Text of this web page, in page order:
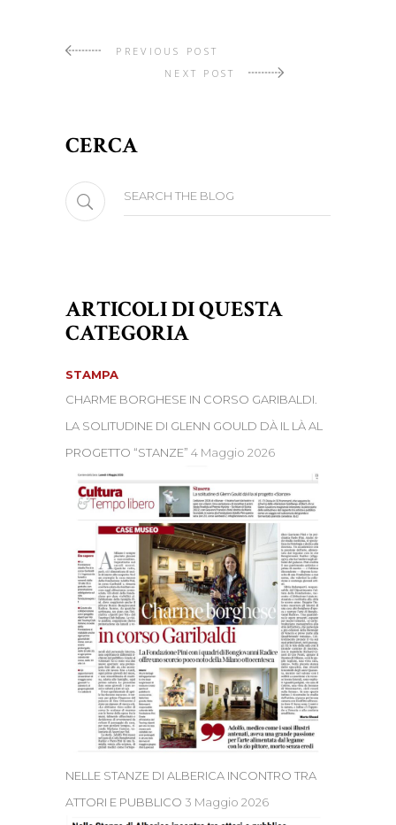
PREVIOUS POST
NEXT POST
CERCA
Search
for:
ARTICOLI DI QUESTA
CATEGORIA
STAMPA
CHARME BORGHESE IN CORSO GARIBALDI.
LA SOLITUDINE DI GLENN GOULD DÀ IL LÀ AL
PROGETTO “STANZE” 4 Maggio 2026
NELLE STANZE DI ALBERICA INCONTRO TRA
ATTORI E PUBBLICO 3 Maggio 2026